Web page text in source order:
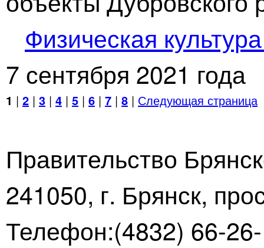
Физическая
7 сентября 2021 года
1 | 2 | 3 | 4 | 5 | 6 | 7 | 8 | Следующая страница
Правительство
241050, г. Брянск,
Телефон:(4832) 66-